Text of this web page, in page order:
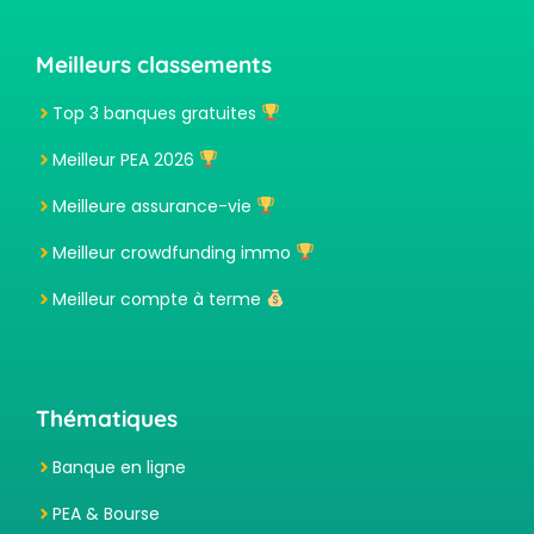
Meilleurs classements
Top 3 banques gratuites
Meilleur PEA 2026
Meilleure assurance-vie
Meilleur crowdfunding immo
Meilleur compte à terme
Thématiques
Banque en ligne
PEA & Bourse